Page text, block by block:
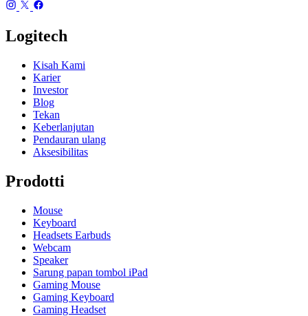
Logitech
Kisah Kami
Karier
Investor
Blog
Tekan
Keberlanjutan
Pendauran ulang
Aksesibilitas
Prodotti
Mouse
Keyboard
Headsets Earbuds
Webcam
Speaker
Sarung papan tombol iPad
Gaming Mouse
Gaming Keyboard
Gaming Headset